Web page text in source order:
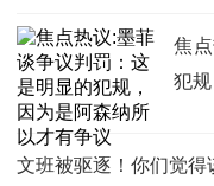
焦
犯
文班被驱逐！你们觉得